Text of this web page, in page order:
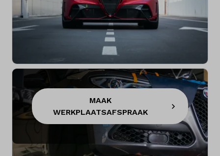
MAAK
WERKPLAATSAFSPRAAK